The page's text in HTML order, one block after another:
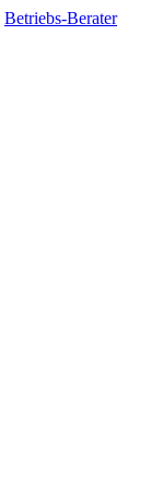
Betriebs-Berater